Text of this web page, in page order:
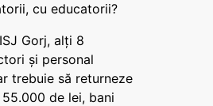
cu educatorii?
Gorj, alți 8
și personal
trebuie să returneze
de lei, bani